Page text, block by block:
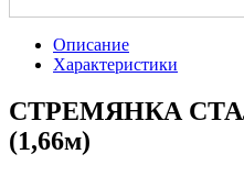
Описание
Характеристики
СТРЕМЯНКА
(1,66м)